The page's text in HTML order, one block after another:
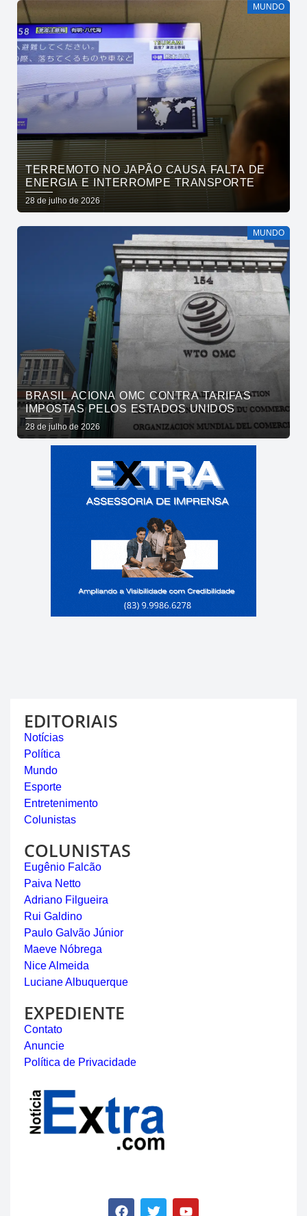
MUNDO
TERREMOTO NO JAPÃO CAUSA FALTA DE
ENERGIA E INTERROMPE TRANSPORTE
28 de julho de 2026
MUNDO
BRASIL ACIONA OMC CONTRA TARIFAS
IMPOSTAS PELOS ESTADOS UNIDOS
28 de julho de 2026
EDITORIAIS
Notícias
Política
Mundo
Esporte
Entretenimento
Colunistas
COLUNISTAS
Eugênio Falcão
Paiva Netto
Adriano Filgueira
Rui Galdino
Paulo Galvão Júnior
Maeve Nóbrega
Nice Almeida
Luciane Albuquerque
EXPEDIENTE
Contato
Anuncie
Política de Privacidade